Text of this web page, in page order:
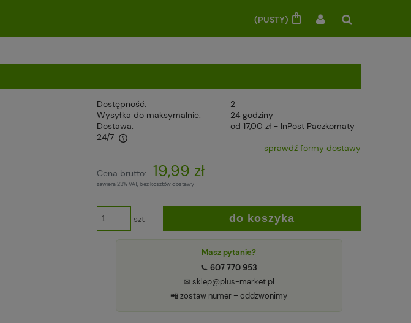
(PUSTY)
Dostępność:
2
Wysyłka do maksymalnie:
24 godziny
Dostawa:
od 17,00 zł - InPost Paczkomaty
24/7
sprawdź formy dostawy
Cena brutto: 19,99 zł
zawiera 23% VAT, bez kosztów dostawy
szt do koszyka
Masz pytanie?
📞607 770 953
✉ sklep@plus-market.pl
📲 zostaw numer – oddzwonimy